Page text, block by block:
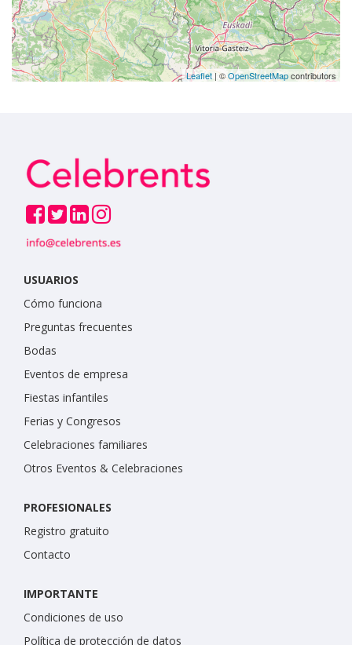
Leaflet| ©OpenStreetMapcontributors
USUARIOS
Cómo funciona
Preguntas frecuentes
Bodas
Eventos de empresa
Fiestas infantiles
Ferias y Congresos
Celebraciones familiares
Otros Eventos & Celebraciones
PROFESIONALES
Registro gratuito
Contacto
IMPORTANTE
Condiciones de uso
Política de protección de datos